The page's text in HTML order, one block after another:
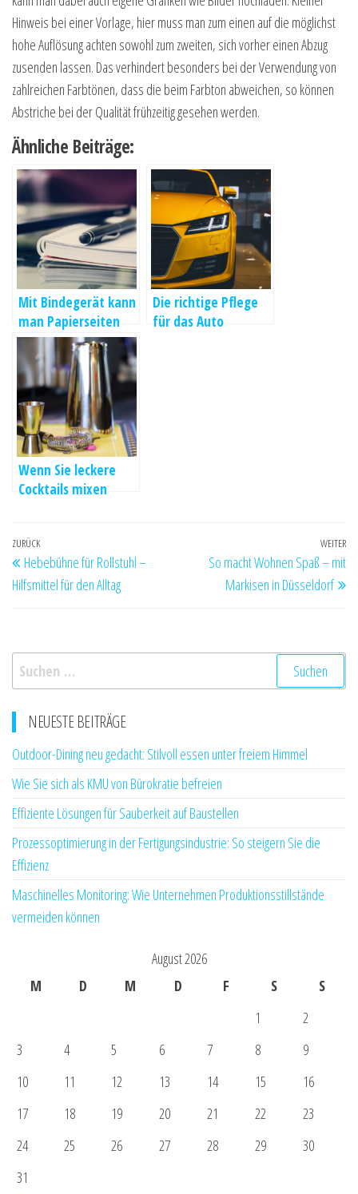
Hinweis bei einer Vorlage, hier muss man zum einen auf die möglichst
hohe Auflösung achten sowohl zum zweiten, sich vorher einen Abzug
zusenden lassen. Das verhindert besonders bei der Verwendung von
zahlreichen Farbtönen, dass die beim Farbton abweichen, so können
Abstriche bei der Qualität frühzeitig gesehen werden.
Ähnliche Beiträge:
Mit Bindegerät kann
man Papierseiten
miteinander
verbinden
Die richtige Pflege
für das Auto
Wenn Sie leckere
Cocktails mixen
Beitragsnavigation
Vorheriger
Beitrag
ZURÜCK
Hebebühne für Rollstuhl –
Hilfsmittel für den Alltag
WEITER
So macht Wohnen Spaß – mit
Markisen in Düsseldorf
Suchen
nach:
NEUESTE BEITRÄGE
Outdoor-Dining neu gedacht: Stilvoll essen unter freiem Himmel
Wie Sie sich als KMU von Bürokratie befreien
Effiziente Lösungen für Sauberkeit auf Baustellen
Prozessoptimierung in der Fertigungsindustrie: So steigern Sie die
Effizienz
Maschinelles Monitoring: Wie Unternehmen Produktionsstillstände
vermeiden können
August 2026
M
D M D F S
S
1
2
3
4 5 6 7 8
9
10
11 12 13 14 15
16
17
18 19 20 21 22
23
24
25 26 27 28 29
30
31